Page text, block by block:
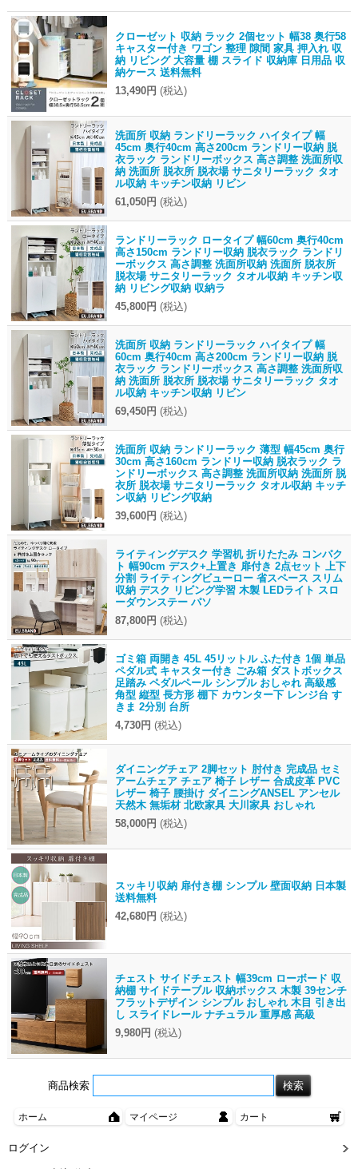
クローゼット 収納 ラック 2個セット 幅38 奥行58
キャスター付き ワゴン 整理 隙間 家具 押入れ 収
納 リビング 大容量 棚 スライド 収納庫 日用品 収
納ケース 送料無料
13,490円 (税込)
洗面所 収納 ランドリーラック ハイタイプ 幅
45cm 奥行40cm 高さ200cm ランドリー収納 脱
衣ラック ランドリーボックス 高さ調整 洗面所収
納 洗面所 脱衣所 脱衣場 サニタリーラック タオ
ル収納 キッチン収納 リビン
61,050円 (税込)
ランドリーラック ロータイプ 幅60cm 奥行40cm
高さ150cm ランドリー収納 脱衣ラック ランドリ
ーボックス 高さ調整 洗面所収納 洗面所 脱衣所
脱衣場 サニタリーラック タオル収納 キッチン収
納 リビング収納 収納ラ
45,800円 (税込)
洗面所 収納 ランドリーラック ハイタイプ 幅
60cm 奥行40cm 高さ200cm ランドリー収納 脱
衣ラック ランドリーボックス 高さ調整 洗面所収
納 洗面所 脱衣所 脱衣場 サニタリーラック タオ
ル収納 キッチン収納 リビン
69,450円 (税込)
洗面所 収納 ランドリーラック 薄型 幅45cm 奥行
30cm 高さ160cm ランドリー収納 脱衣ラック ラ
ンドリーボックス 高さ調整 洗面所収納 洗面所 脱
衣所 脱衣場 サニタリーラック タオル収納 キッチ
ン収納 リビング収納
39,600円 (税込)
ライティングデスク 学習机 折りたたみ コンパク
ト 幅90cm デスク+上置き 扉付き 2点セット 上下
分割 ライティングビューロー 省スペース スリム
収納 デスク リビング学習 木製 LEDライト スロ
ーダウンステー パソ
87,800円 (税込)
ゴミ箱 両開き 45L 45リットル ふた付き 1個 単品
ペダル式 キャスター付き ごみ箱 ダストボックス
足踏み ペダルペール シンプル おしゃれ 高級感
角型 縦型 長方形 棚下 カウンター下 レンジ台 す
きま 2分別 台所
4,730円 (税込)
ダイニングチェア 2脚セット 肘付き 完成品 セミ
アームチェア チェア 椅子 レザー 合成皮革 PVC
レザー 椅子 腰掛け ダイニングANSEL アンセル
天然木 無垢材 北欧家具 大川家具 おしゃれ
58,000円 (税込)
スッキリ収納 扉付き棚 シンプル 壁面収納 日本製
送料無料
42,680円 (税込)
チェスト サイドチェスト 幅39cm ローボード 収
納棚 サイドテーブル 収納ボックス 木製 39センチ
フラットデザイン シンプル おしゃれ 木目 引き出
し スライドレール ナチュラル 重厚感 高級
9,980円 (税込)
商品検索
ホーム マイページ カート
ログイン